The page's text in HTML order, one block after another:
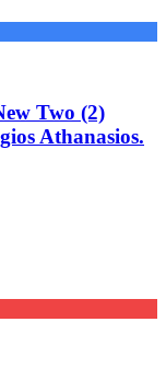
Two (2)
Athanasios.